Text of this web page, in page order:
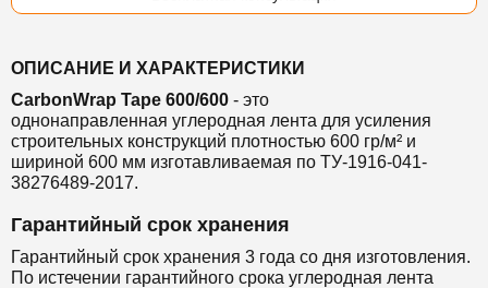
ОПИСАНИЕ И ХАРАКТЕРИСТИКИ
CarbonWrap Tape 600/600 - это
однонаправленная углеродная лента для усиления
строительных конструкций плотностью 600 гр/м² и
шириной 600 мм изготавливаемая по ТУ-1916-041-
38276489-2017.
Гарантийный срок хранения
Гарантийный срок хранения 3 года со дня изготовления.
По истечении гарантийного срока углеродная лента